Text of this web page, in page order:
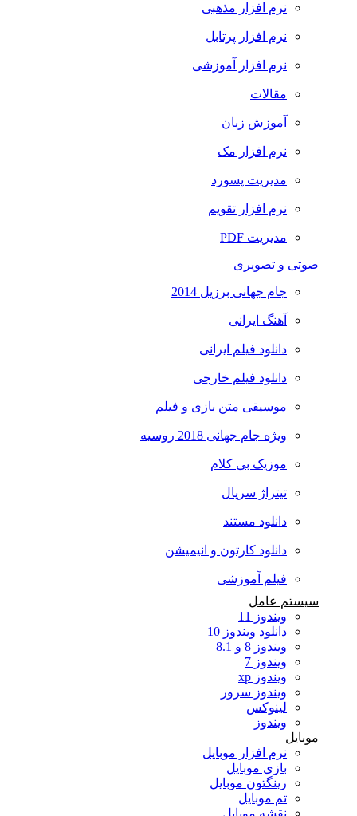
نرم افزار مذهبی
نرم افزار پرتابل
نرم افزار آموزشی
مقالات
آموزش زبان
نرم افزار مک
مدیریت پسورد
نرم افزار تقویم
مدیریت PDF
صوتی و تصویری
جام جهانی برزیل 2014
آهنگ ایرانی
دانلود فیلم ایرانی
دانلود فیلم خارجی
موسیقی متن بازی و فیلم
ویژه جام جهانی 2018 روسیه
موزیک بی کلام
تیتراژ سریال
دانلود مستند
دانلود کارتون و انیمیشن
فیلم آموزشی
سیستم عامل
ویندوز 11
دانلود ویندوز 10
ویندوز 8 و 8.1
ویندوز 7
ویندوز xp
ویندوز سرور
لینوکس
ویندوز
موبایل
نرم افزار موبایل
بازی موبایل
رینگتون موبایل
تم موبایل
نقشه موبایل